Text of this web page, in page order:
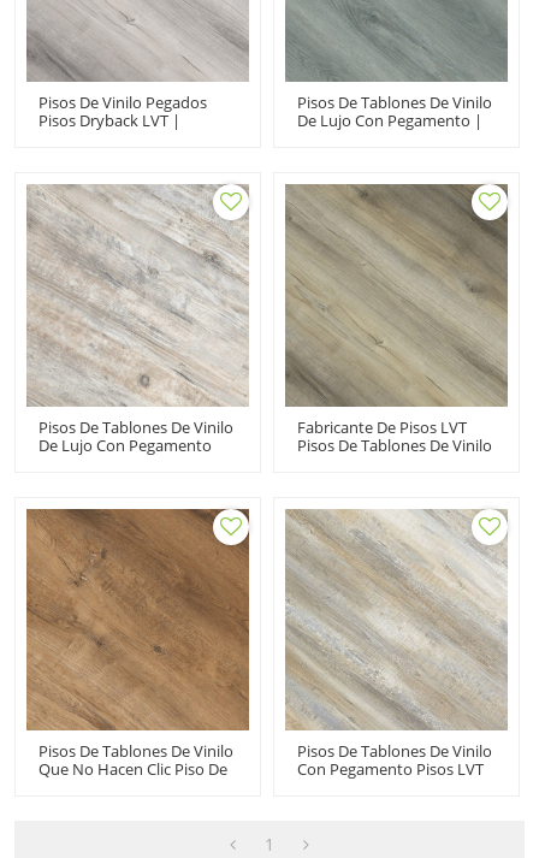
Pisos De Vinilo Pegados
Pisos Dryback LVT |
PVC Al Por Mayor UCL 8079
Pisos De Tablones De Vinilo
De Lujo Con Pegamento |
Tamaños UCL 8064
Pisos De Tablones De Vinilo
De Lujo Con Pegamento
Ftalatos Metal No Pesado
7''x48'' HIF 1718
Fabricante De Pisos LVT
Pisos De Tablones De Vinilo
UCL 8078
Pisos De Tablones De Vinilo
Que No Hacen Clic Piso De
Pisos De Tablones De Vinilo
Con Pegamento Pisos LVT
Los Arañazos VOC Libre
1